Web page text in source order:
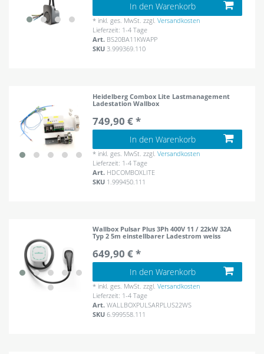
In den Warenkorb
* inkl. ges. MwSt. zzgl.Versandkosten
Lieferzeit: 1-4 Tage
Art. BS20BA11KWAPP
SKU3.999369.110
Heidelberg Combox Lite Lastmanagement
Ladestation Wallbox
749,90 € *
In den Warenkorb
* inkl. ges. MwSt. zzgl.Versandkosten
Lieferzeit: 1-4 Tage
Art. HDCOMBOXLITE
SKU 1.999450.111
Wallbox Pulsar Plus 3Ph 400V 11 / 22kW 32A
Typ 2 5m einstellbarer Ladestrom weiss
649,90 € *
In den Warenkorb
* inkl. ges. MwSt. zzgl.Versandkosten
Lieferzeit: 1-4 Tage
Art.WALLBOXPULSARPLUS22WS
SKU6.999558.111